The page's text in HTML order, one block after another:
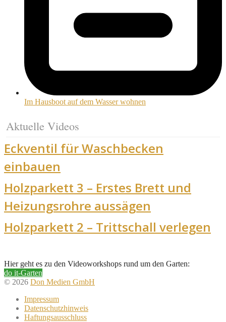
Im Hausboot auf dem Wasser wohnen
Aktuelle Videos
Eckventil für Waschbecken
einbauen
Holzparkett 3 – Erstes Brett und
Heizungsrohre aussägen
Holzparkett 2 – Trittschall verlegen
Hier geht es zu den Videoworkshops rund um den Garten:
do it-Garten
© 2026 Don Medien GmbH
Impressum
Datenschutzhinweis
Haftungsausschluss